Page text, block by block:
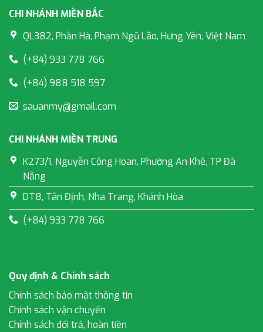
CHI NHÁNH MIỀN BẮC
QL382, Phần Hà, Phạm Ngũ Lão, Hưng Yên, Việt Nam
(+84) 933 778 766
(+84) 988 518 597
sauanmy@gmail.com
CHI NHÁNH MIỀN TRUNG
K273/1, Nguyễn Công Hoan, Phường An Khê, TP Đà
Nẵng
DT8, Tân Định, Nha Trang, Khánh Hòa
(+84) 933 778 766
Quy định & Chính sách
Chính sách bảo mật thông tin
Chính sách vận chuyển
Chính sách đổi trả, hoàn tiền